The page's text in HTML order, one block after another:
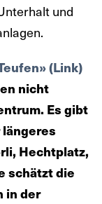
und
(Link)
nicht
Es gibt
Hechtplatz,
schätzt die
in der